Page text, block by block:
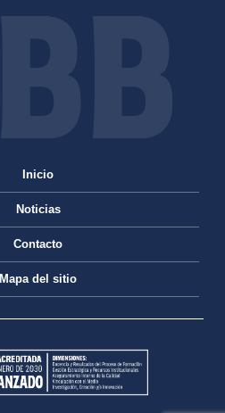
Inicio
Noticias
Contacto
Mapa del sitio